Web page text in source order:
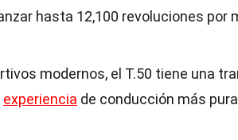
hasta 12,100 revoluciones por
modernos, el T.50 tiene una
experiencia de conducción más